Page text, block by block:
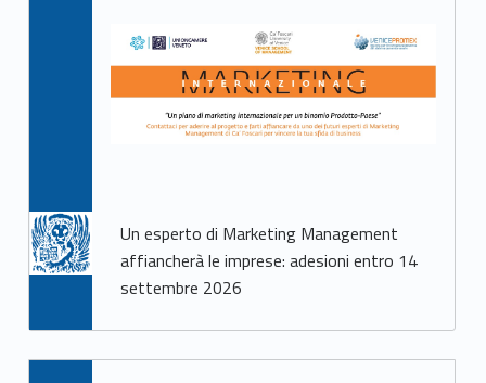
Un esperto di Marketing Management
affiancherà le imprese: adesioni entro 14
settembre 2026